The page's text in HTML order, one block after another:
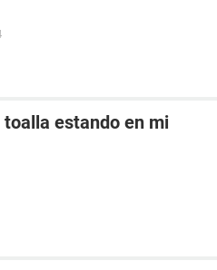
estando en mi